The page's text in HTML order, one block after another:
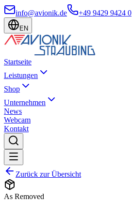
info@avionik.de +49 9429 9424 0
EN
Startseite
Leistungen
Shop
Unternehmen
News
Webcam
Kontakt
Zurück zur Übersicht
As Removed